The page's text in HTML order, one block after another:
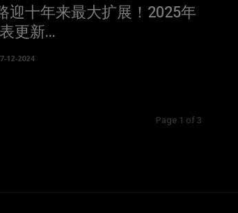
迎十年来最大扩展！2025年
更新...
12-2024
Page 1 of 3